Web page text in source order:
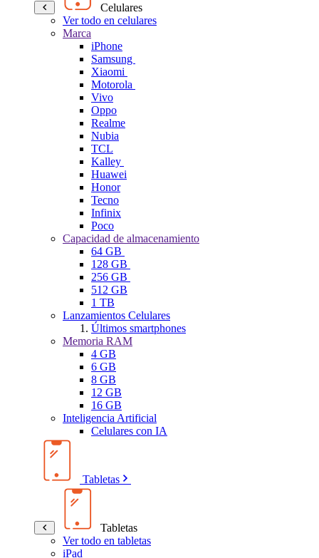
Celulares
Ver todo en celulares
Marca
iPhone
Samsung
Xiaomi
Motorola
Vivo
Oppo
Realme
Nubia
TCL
Kalley
Huawei
Honor
Tecno
Infinix
Poco
Capacidad de almacenamiento
64 GB
128 GB
256 GB
512 GB
1 TB
Lanzamientos Celulares
Últimos smartphones
Memoria RAM
4 GB
6 GB
8 GB
12 GB
16 GB
Inteligencia Artificial
Celulares con IA
Tabletas
Tabletas
Ver todo en tabletas
iPad